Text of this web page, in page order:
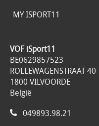
MY ISPORT11
VOF iSport11
BE0629857523
ROLLEWAGENSTRAAT 40
1800 VILVOORDE
België
049893.98.21